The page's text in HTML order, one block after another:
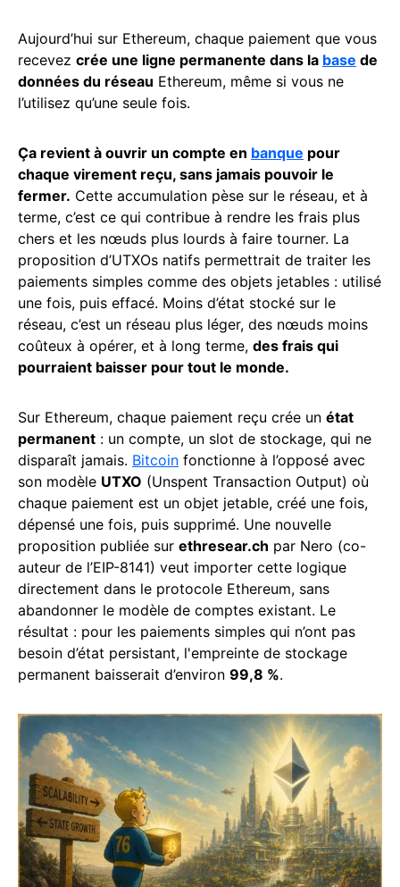
Aujourd’hui sur Ethereum, chaque paiement que vous
recevez crée une ligne permanente dans la base de
données du réseau Ethereum, même si vous ne
l’utilisez qu’une seule fois.
Ça revient à ouvrir un compte en banque pour
chaque virement reçu, sans jamais pouvoir le
fermer. Cette accumulation pèse sur le réseau, et à
terme, c’est ce qui contribue à rendre les frais plus
chers et les nœuds plus lourds à faire tourner. La
proposition d’UTXOs natifs permettrait de traiter les
paiements simples comme des objets jetables : utilisé
une fois, puis effacé. Moins d’état stocké sur le
réseau, c’est un réseau plus léger, des nœuds moins
coûteux à opérer, et à long terme, des frais qui
pourraient baisser pour tout le monde.
Sur Ethereum, chaque paiement reçu crée un état
permanent : un compte, un slot de stockage, qui ne
disparaît jamais. Bitcoin fonctionne à l’opposé avec
son modèle UTXO (Unspent Transaction Output) où
chaque paiement est un objet jetable, créé une fois,
dépensé une fois, puis supprimé. Une nouvelle
proposition publiée sur ethresear.ch par Nero (co-
auteur de l’EIP-8141) veut importer cette logique
directement dans le protocole Ethereum, sans
abandonner le modèle de comptes existant. Le
résultat : pour les paiements simples qui n’ont pas
besoin d’état persistant, l'empreinte de stockage
permanent baisserait d’environ 99,8 %.